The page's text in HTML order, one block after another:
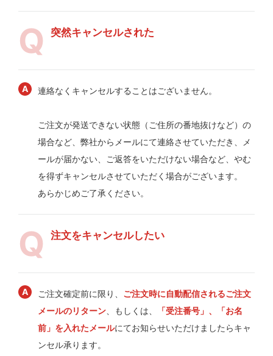
突然キャンセルされた
連絡なくキャンセルすることはございません。
ご注文が発送できない状態（ご住所の番地抜けなど）の
場合など、弊社からメールにて連絡させていただき、メ
ールが届かない、ご返答をいただけない場合など、やむ
を得ずキャンセルさせていただく場合がございます。
あらかじめご了承ください。
注文をキャンセルしたい
ご注文確定前に限り、 ご注文時に自動配信されるご注文
メールのリターン 、もしくは、
「受注番号」、「お名
前」を入れたメールにてお知らせいただけましたらキャ
ンセル承ります。